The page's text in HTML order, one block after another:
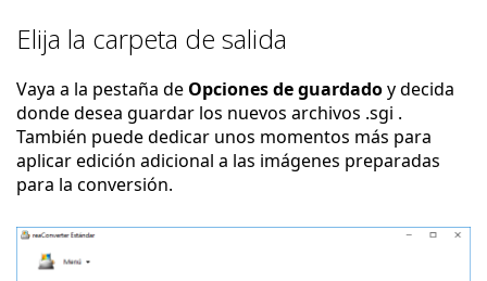
Elija la carpeta de salida
Vaya a la pestaña de Opciones de guardadoy decida
donde desea guardar los nuevos archivos .sgi .
También puede dedicar unos momentos más para
aplicar edición adicional a las imágenes preparadas
para la conversión.